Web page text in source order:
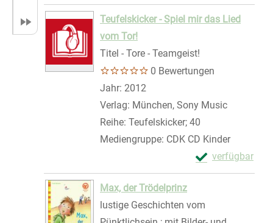
Zum Download
Teufelskicker - Spiel mir das Lied
vom Tor!
Titel - Tore - Teamgeist!
0 Bewertungen
Suche nach diesem Verfasser
Jahr: 2012
Verlag: München, Sony Music
Reihe: Teufelskicker; 40
Mediengruppe: CDK CD Kinder
verfügbar
Exemplar-
Zum Download
Max, der Trödelprinz
lustige Geschichten vom